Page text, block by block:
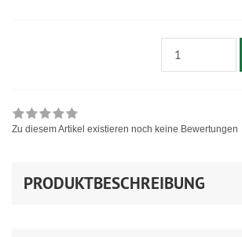
Zu diesem Artikel existieren noch keine Bewertungen
PRODUKTBESCHREIBUNG